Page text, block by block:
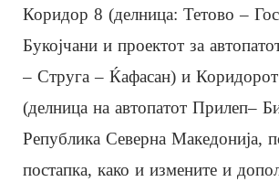
Коридор 8 (делница: Тетово –
Букојчани и проектот за
– Струга – Ќафасан) и
(делница на автопатот Прилеп–
Република Северна Македонија,
постапка, како и измените и